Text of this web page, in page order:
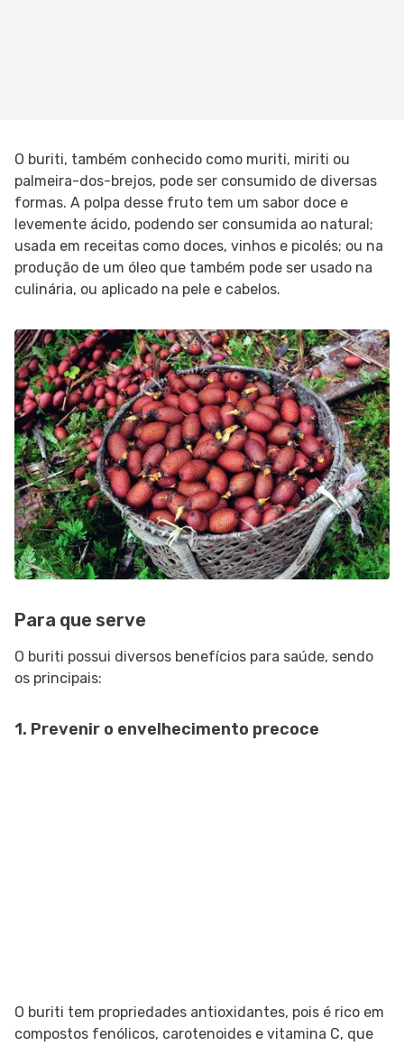
O buriti, também conhecido como muriti, miriti ou
palmeira-dos-brejos, pode ser consumido de diversas
formas. A polpa desse fruto tem um sabor doce e
levemente ácido, podendo ser consumida ao natural;
usada em receitas como doces, vinhos e picolés; ou na
produção de um óleo que também pode ser usado na
culinária, ou aplicado na pele e cabelos.
Para que serve
O buriti possui diversos benefícios para saúde, sendo
os principais:
1. Prevenir o envelhecimento precoce
O buriti tem propriedades antioxidantes, pois é rico em
compostos fenólicos, carotenoides e vitamina C, que